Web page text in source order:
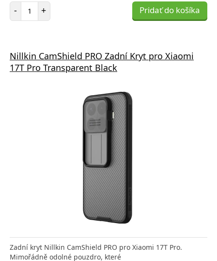
- Počet položiek
+ Pridať do košíka
Nillkin CamShield PRO Zadní Kryt pro Xiaomi
17T Pro Transparent Black
Zadní kryt Nillkin CamShield PRO pro Xiaomi 17T Pro.
Mimořádně odolné pouzdro, které